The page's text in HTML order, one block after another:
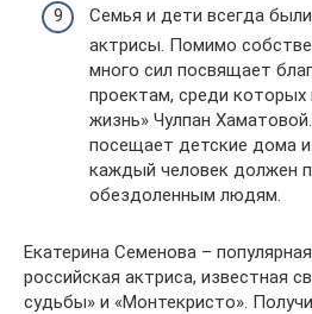
Семья и дети всегда
актрисы. Помимо
много сил посвящает
проектам, среди
жизнь» Чулпан
посещает детские дома
каждый человек должен
обездоленным людям.
Екатерина Семенова –
российская актриса, известная
судьбы» и «Монтекристо».